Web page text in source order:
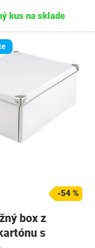
kus na sklade
-54 %
box z
s